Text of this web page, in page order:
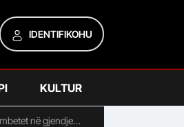
IDENTIFIKOHU
KULTUR
në gjendje